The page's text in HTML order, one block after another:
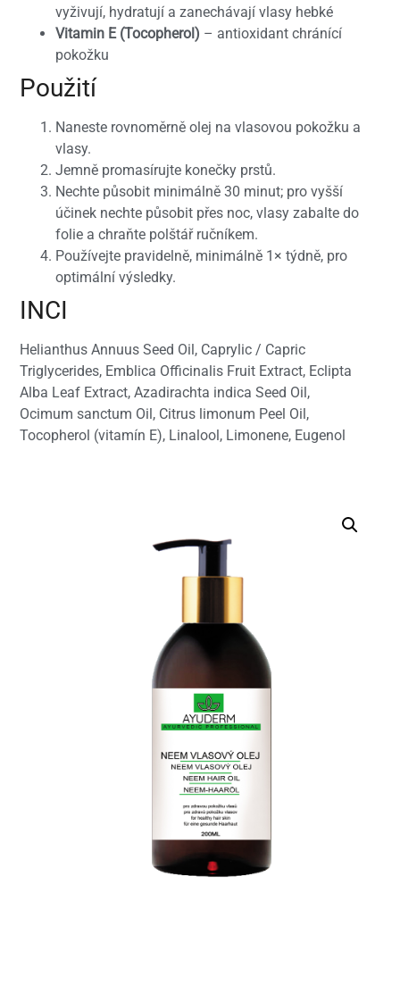
vyživují, hydratují a zanechávají vlasy hebké
Vitamin E (Tocopherol) – antioxidant chránící
pokožku
Použití
Naneste rovnoměrně olej na vlasovou pokožku a
vlasy.
Jemně promasírujte konečky prstů.
Nechte působit minimálně 30 minut; pro vyšší
účinek nechte působit přes noc, vlasy zabalte do
folie a chraňte polštář ručníkem.
Používejte pravidelně, minimálně 1× týdně, pro
optimální výsledky.
INCI
Helianthus Annuus Seed Oil, Caprylic / Capric
Triglycerides, Emblica Officinalis Fruit Extract, Eclipta
Alba Leaf Extract, Azadirachta indica Seed Oil,
Ocimum sanctum Oil, Citrus limonum Peel Oil,
Tocopherol (vitamín E), Linalool, Limonene, Eugenol